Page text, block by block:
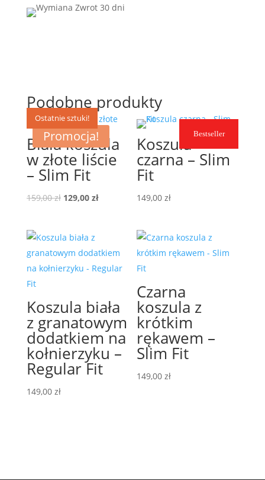
Podobne produkty
Promocja!
Ostatnie sztuki!
Biała koszula
w złote liście
– Slim Fit
159,00zł Pierwotna
159,00 zł.
129,00 złAktualna
Bestseller
Koszula
czarna – Slim
Fit
149,00zł
Koszula biała
z granatowym
dodatkiem na
kołnierzyku –
Regular Fit
149,00 zł
Czarna
koszula z
krótkim
rękawem –
Slim Fit
149,00zł